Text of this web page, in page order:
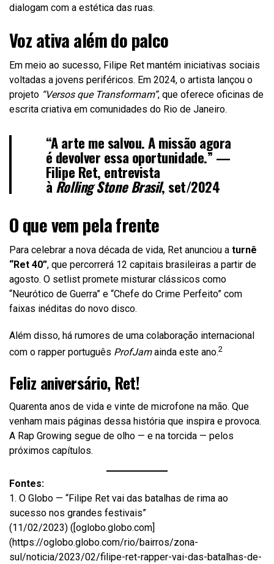
dialogam com a estética das ruas.
Voz ativa além do palco
Em meio ao sucesso, Filipe Ret mantém iniciativas sociais
voltadas a jovens periféricos. Em 2024, o artista lançou o
projeto “Versos que Transformam”, que oferece oficinas de
escrita criativa em comunidades do Rio de Janeiro.
“A arte me salvou. A missão agora
é devolver essa oportunidade.” —
Filipe Ret, entrevista
à Rolling Stone Brasil, set/2024
O que vem pela frente
Para celebrar a nova década de vida, Ret anunciou a turnê
“Ret 40”, que percorrerá 12 capitais brasileiras a partir de
agosto. O setlist promete misturar clássicos como
“Neurótico de Guerra” e “Chefe do Crime Perfeito” com
faixas inéditas do novo disco.
Além disso, há rumores de uma colaboração internacional
com o rapper português ProfJamainda este ano.2
Feliz aniversário, Ret!
Quarenta anos de vida e vinte de microfone na mão. Que
venham mais páginas dessa história que inspira e provoca.
A Rap Growing segue de olho — e na torcida — pelos
próximos capítulos.
Fontes:
1. O Globo — “Filipe Ret vai das batalhas de rima ao
sucesso nos grandes festivais”
(11/02/2023) ([oglobo.globo.com]
(https://oglobo.globo.com/rio/bairros/zona-
sul/noticia/2023/02/filipe-ret-rapper-vai-das-batalhas-de-